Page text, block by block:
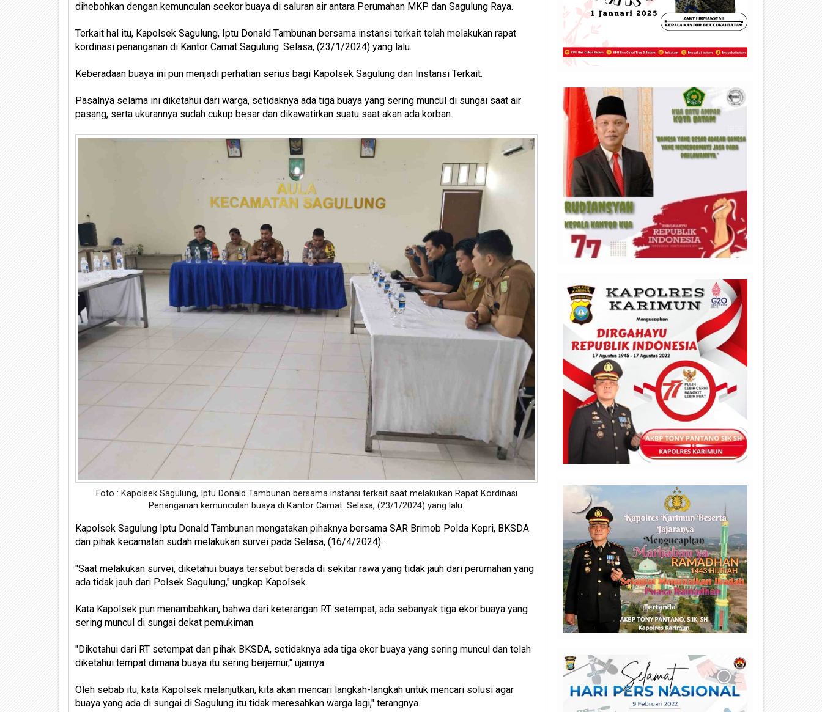
dihebohkan dengan kemunculan seekor buaya di saluran air antara Perumahan MKP dan Sagulung Raya.
Terkait hal itu, Kapolsek Sagulung, Iptu Donald Tambunan bersama instansi terkait telah melakukan rapat
kordinasi penanganan di Kantor Camat Sagulung. Selasa, (23/1/2024) yang lalu.
Keberadaan buaya ini pun menjadi perhatian serius bagi Kapolsek Sagulung dan Instansi Terkait.
Pasalnya selama ini diketahui dari warga, setidaknya ada tiga buaya yang sering muncul di sungai saat air
pasang, serta ukurannya sudah cukup besar dan dikawatirkan suatu saat akan ada korban.
Foto : Kapolsek Sagulung, Iptu Donald Tambunan bersama instansi terkait saat melakukan Rapat Kordinasi
Penanganan kemunculan buaya di Kantor Camat. Selasa, (23/1/2024) yang lalu.
Kapolsek Sagulung Iptu Donald Tambunan mengatakan pihaknya bersama SAR Brimob Polda Kepri, BKSDA
dan pihak kecamatan sudah melakukan survei pada Selasa, (16/4/2024).
"Saat melakukan survei, diketahui buaya tersebut berada di sekitar rawa yang tidak jauh dari perumahan yang
ada tidak jauh dari Polsek Sagulung," ungkap Kapolsek.
Kata Kapolsek pun menambahkan, bahwa dari keterangan RT setempat, ada sebanyak tiga ekor buaya yang
sering muncul di sungai dekat pemukiman.
"Diketahui dari RT setempat dan pihak BKSDA, setidaknya ada tiga ekor buaya yang sering muncul dan telah
diketahui tempat dimana buaya itu sering berjemur," ujarnya.
Oleh sebab itu, kata Kapolsek melanjutkan, kita akan mencari langkah-langkah untuk mencari solusi agar
buaya yang ada di sungai di Sagulung itu tidak meresahkan warga lagi," terangnya.